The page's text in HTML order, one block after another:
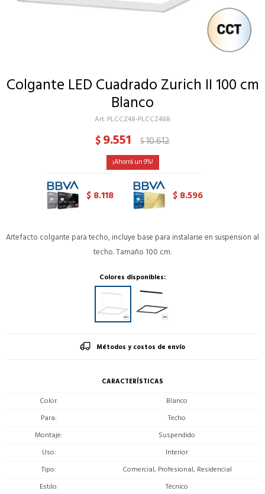
Colgante LED Cuadrado Zurich II 100 cm
Blanco
PLCCZ48-PLCCZ48B
$9.551 $10.612
9
$ 8.118 $ 8.596
Artefacto colgante para techo, incluye base para instalarse en suspension al
techo. Tamaño 100 cm.
Colores disponibles:
Métodos y costos de envío
CARACTERÍSTICAS
Color
Blanco
Para
Techo
Montaje
Suspendido
Uso
Interior
Tipo
Comercial, Profesional, Residencial
Estilo
Técnico